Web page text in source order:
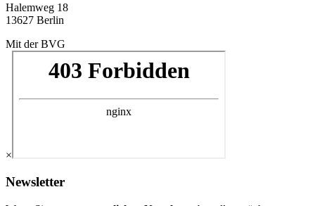
Halemweg 18
13627 Berlin
Mit der BVG
×
Newsletter